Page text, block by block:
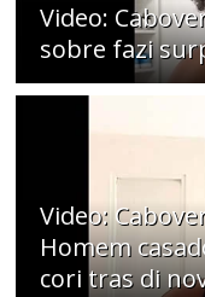
Video:
sobre fazi
Video:
Homem
cori tras di